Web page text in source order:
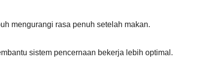
mengurangi rasa penuh setelah makan.
sistem pencernaan bekerja lebih optimal.